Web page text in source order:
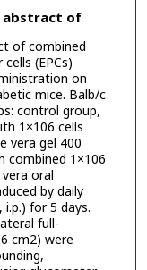
abstract of
of combined
(EPCs)
on
mice. Balb/c
control group,
1×106 cells
vera gel 400
combined 1×106
oral
by daily
for 5 days.
full-
cm2) were